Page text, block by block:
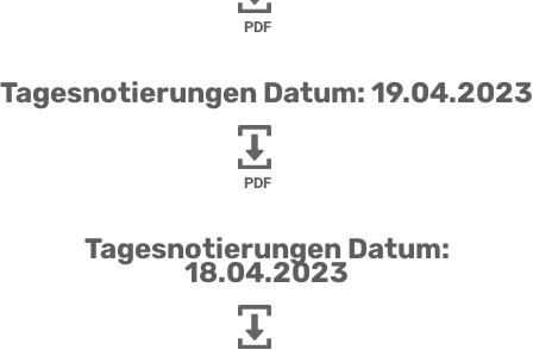
PDF
Tagesnotierungen Datum: 19.04.2023
PDF
Tagesnotierungen Datum:
18.04.2023